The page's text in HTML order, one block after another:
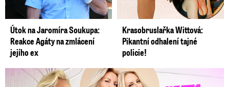
Útok na Jaromíra Soukupa:
Reakce Agáty na zmlácení
jejího ex
Krasobruslařka Wittová:
Pikantní odhalení tajné
policie!
Krásná sestra Krainové bez emocí: Mám to za pár…